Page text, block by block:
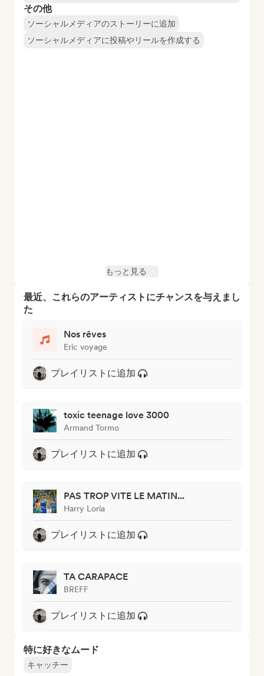
その他
ソーシャルメディアのストーリーに追加
ソーシャルメディアに投稿やリールを作成する
もっと見る
最近、これらのアーティストにチャンスを与えまし
た
Nos rêves
Eric voyage
プレイリストに追加
toxic teenage love 3000
Armand Tormo
プレイリストに追加
PAS TROP VITE LE MATIN...
Harry Loria
プレイリストに追加
TA CARAPACE
BREFF
プレイリストに追加
特に好きなムード
キャッチー